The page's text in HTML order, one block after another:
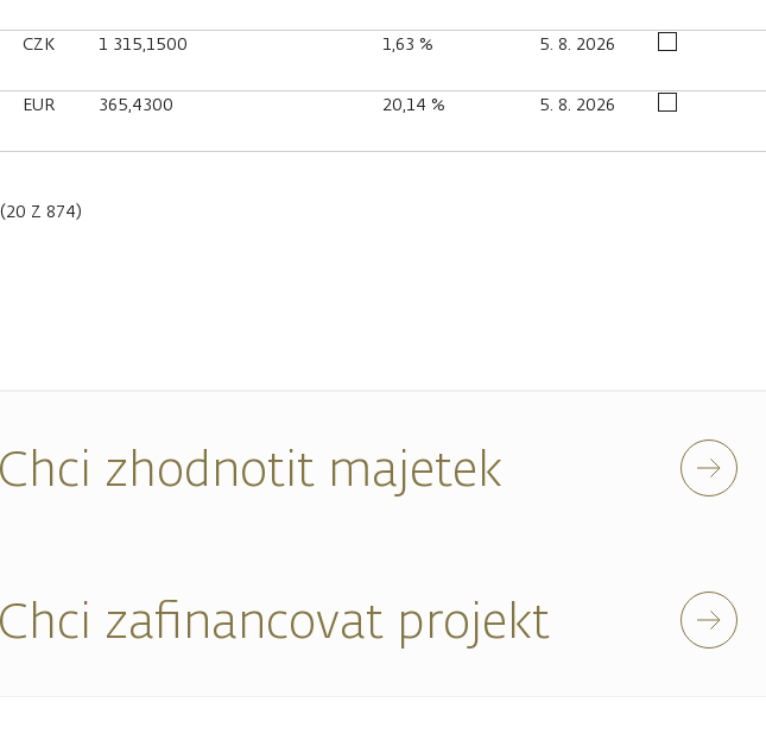
CZK 1 315,1500 1,63 % 5. 8. 2026
EUR 365,4300 20,14 % 5. 8. 2026
(20 Z 874)
Chci zhodnotit majetek
Chci zafinancovat projekt